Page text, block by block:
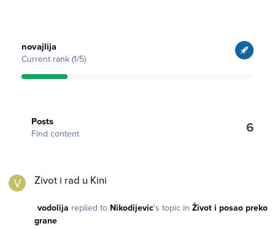
novajlija
Current rank (1/5)
Posts
Find content
6
Zivot i rad u Kini
vodolija replied to Nikodijevic's topic in Život i posao preko
grane